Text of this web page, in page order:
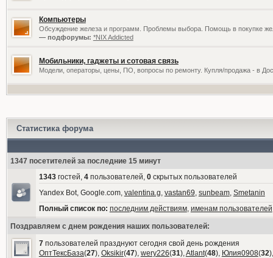
Компьютеры
Обсуждение железа и программ. Проблемы выбора. Помощь в покупке
— подфорумы: *NIX Addicted
Мобильники, гаджеты и сотовая связь
Модели, операторы, цены, ПО, вопросы по ремонту. Купля/продажа - в
Статистика форума
1347 посетителей за последние 15 минут
1343гостей, 4пользователей, 0скрытых пользователей
Yandex Bot, Google.com, valentina.g, vastan69, sunbeam, Smetanin
Полный список по: последним действиям, именам пользователей
Поздравляем с днем рождения наших пользователей:
7пользователей празднуют сегодня свой день рождения
ОптТексБаза(27), Oksikir(47), wery226(31),Atlant(48), Юлия0908(32